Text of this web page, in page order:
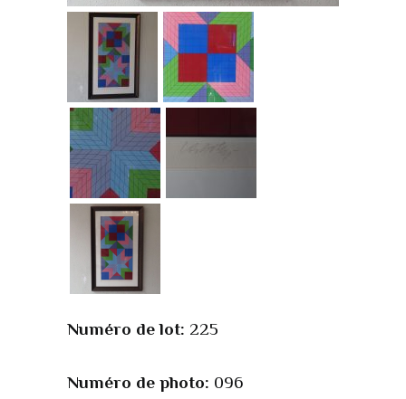
Numéro de lot: 225
Numéro de photo: 096